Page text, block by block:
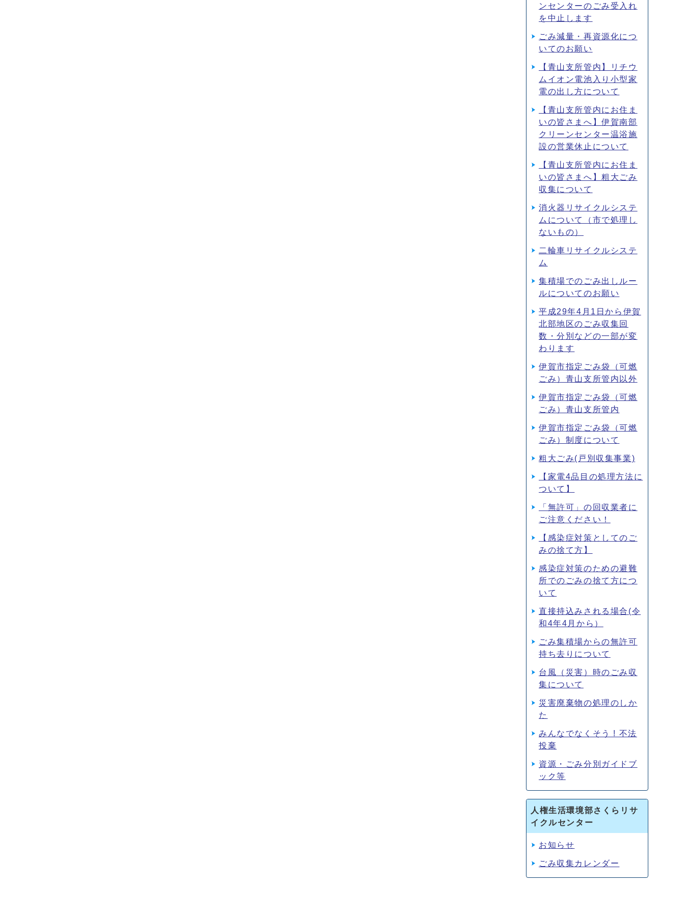
ンセンターのごみ受入れ
を中止します
ごみ減量・再資源化につ
いてのお願い
【青山支所管内】リチウ
ムイオン電池入り小型家
電の出し方について
【青山支所管内にお住ま
いの皆さまへ】伊賀南部
クリーンセンター温浴施
設の営業休止について
【青山支所管内にお住ま
いの皆さまへ】粗大ごみ
収集について
消火器リサイクルシステ
ムについて（市で処理し
ないもの）
二輪車リサイクルシステ
ム
集積場でのごみ出しルー
ルについてのお願い
平成29年4月1日から伊賀
北部地区のごみ収集回
数・分別などの一部が変
わります
伊賀市指定ごみ袋（可燃
ごみ）青山支所管内以外
伊賀市指定ごみ袋（可燃
ごみ）青山支所管内
伊賀市指定ごみ袋（可燃
ごみ）制度について
粗大ごみ(戸別収集事業)
【家電4品目の処理方法に
ついて】
「無許可」の回収業者に
ご注意ください！
【感染症対策としてのご
みの捨て方】
感染症対策のための避難
所でのごみの捨て方につ
いて
直接持込みされる場合(令
和4年4月から）
ごみ集積場からの無許可
持ち去りについて
台風（災害）時のごみ収
集について
災害廃棄物の処理のしか
た
みんなでなくそう ! 不法
投棄
資源・ごみ分別ガイドブ
ック等
人権生活環境部さくらリサ
イクルセンター
お知らせ
ごみ収集カレンダー